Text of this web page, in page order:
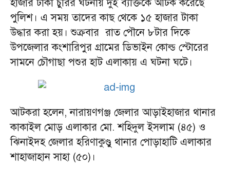
হাজার টাকা চুরির ঘটনায় দুই ব্যক্তিকে আটক করেছে
পুলিশ। এ সময় তাদের কাছ থেকে ১৫ হাজার টাকা
উদ্ধার করা হয়। শুক্রবার রাত পৌনে ৮টার দিকে
উপজেলার কংশারিপুর গ্রামের ডিভাইন কোল্ড স্টোরের
সামনে চৌগাছা পশুর হাট এলাকায় এ ঘটনা ঘটে।
আটকরা হলেন, নারায়ণগঞ্জ জেলার আড়াইহাজার থানার
কাকাইল মোড় এলাকার মো. শহিদুল ইসলাম (৪৫) ও
ঝিনাইদহ জেলার হরিণাকুণ্ডু থানার পোড়াহাটি এলাকার
শাহাজাহান সাহা (৫০)।